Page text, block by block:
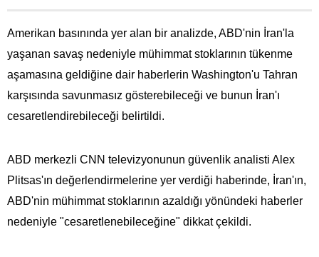
Amerikan basınında yer alan bir analizde, ABD'nin İran'la
yaşanan savaş nedeniyle mühimmat stoklarının tükenme
aşamasına geldiğine dair haberlerin Washington'u Tahran
karşısında savunmasız gösterebileceği ve bunun İran'ı
cesaretlendirebileceği belirtildi.
ABD merkezli CNN televizyonunun güvenlik analisti Alex
Plitsas'ın değerlendirmelerine yer verdiği haberinde, İran'ın,
ABD'nin mühimmat stoklarının azaldığı yönündeki haberler
nedeniyle "cesaretlenebileceğine" dikkat çekildi.